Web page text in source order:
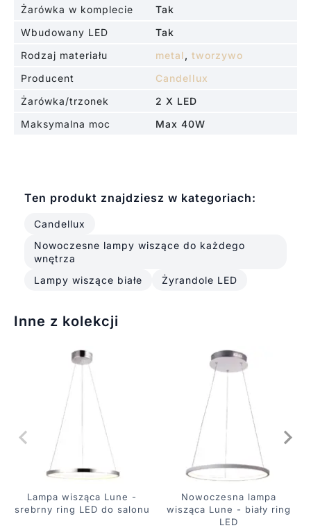
Żarówka w komplecie
Tak
Wbudowany LED
Tak
Rodzaj materiału
metal, tworzywo
Producent
Candellux
Żarówka/trzonek
2 X LED
Maksymalna moc
Max 40W
Ten produkt znajdziesz w kategoriach:
Candellux
Nowoczesne lampy wiszące do każdego
wnętrza
Lampy wiszące białe
Żyrandole LED
Inne z kolekcji
Lampa wisząca Lune -
srebrny ring LED do salonu
Nowoczesna lampa
wisząca Lune - biały ring
LED